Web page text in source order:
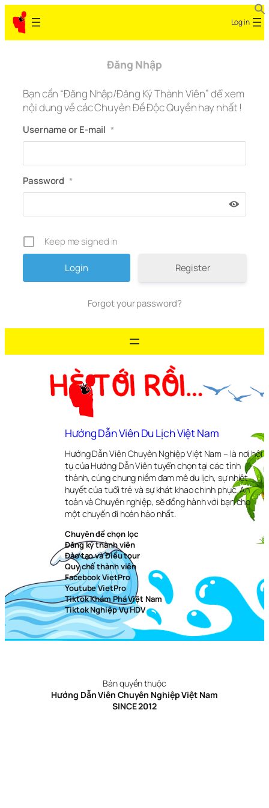
Skip
to
content
Log in
Đăng Nhập
Bạn cần “Đăng Nhập/Đăng Ký Thành Viên” để xem
nội dung về các Chuyên Đề Độc Quyền hay nhất !
Username or E-mail *
Password *
Keep me signed in
Register
Forgot your password?
Hướng Dẫn Viên Du Lịch Việt Nam
Hướng Dẫn Viên Chuyên Nghiệp Việt Nam – là nơi hội
tụ của Hướng Dẫn Viên tuyển chọn tại các tỉnh
thành, cùng chung niềm đam mê du lịch, sự nhiệt
huyết của tuổi trẻ và sự khát khao chinh phục. An
toàn và Chuyên nghiệp, sẽ đồng hành với bạn cho
một chuyến đi hoàn hảo nhất.
Chuyên đề chọn lọc
Đăng ký thành viên
Đào tạo và Điều tour
Quy chế thành viên
Facebook VietPro
Youtube VietPro
Tiktok Khám Phá Việt Nam
Tiktok Nghiệp Vụ HDV
Bản quyền thuộc
Hướng Dẫn Viên Chuyên Nghiệp Việt Nam
SINCE 2012